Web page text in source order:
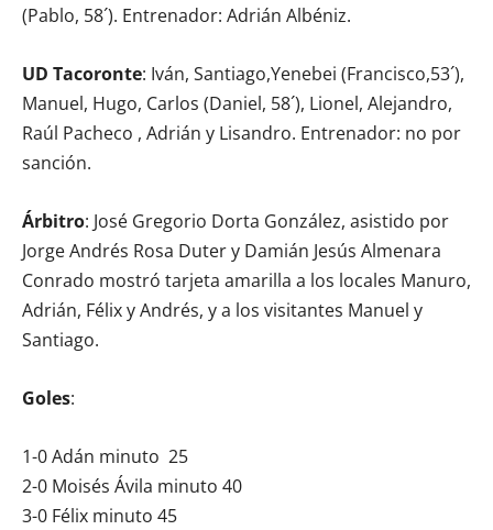
(Pablo, 58´). Entrenador: Adrián Albéniz.
UD Tacoronte: Iván, Santiago,Yenebei (Francisco,53´),
Manuel, Hugo, Carlos (Daniel, 58´), Lionel, Alejandro,
Raúl Pacheco , Adrián y Lisandro. Entrenador: no por
sanción.
Árbitro: José Gregorio Dorta González, asistido por
Jorge Andrés Rosa Duter y Damián Jesús Almenara
Conrado mostró tarjeta amarilla a los locales Manuro,
Adrián, Félix y Andrés, y a los visitantes Manuel y
Santiago.
Goles:
1-0 Adán minuto 25
2-0 Moisés Ávila minuto 40
3-0 Félix minuto 45